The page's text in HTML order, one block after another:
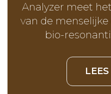
Analyzer meet
van de
bio-